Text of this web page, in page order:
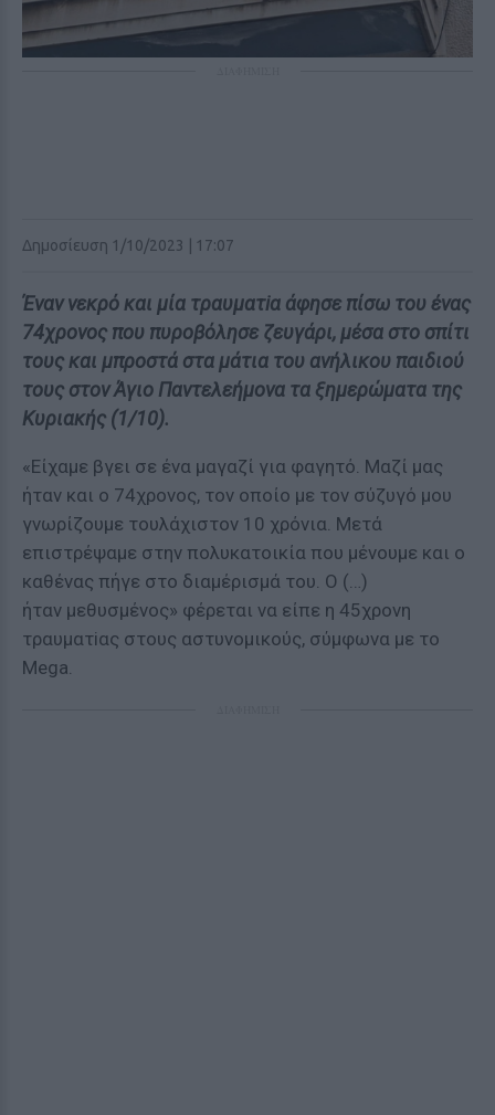
Δημοσίευση 1/10/2023 | 17:07
Έναν vεκρό και μία τραυματiα άφησε πίσω του ένας
74χρονος που πυροβόλησε ζευγάρι, μέσα στο σπίτι
τους και μπροστά στα μάτια του ανήλικου παιδιού
τους στον Άγιο Παντελεήμονα τα ξημερώματα της
Κυριακής (1/10).
«Είχαμε βγει σε ένα μαγαζί για φαγητό. Μαζί μας
ήταν και ο 74χρονος, τον οποίο με τον σύζυγό μου
γνωρίζουμε τουλάχιστον 10 χρόνια. Μετά
επιστρέψαμε στην πολυκατοικία που μένουμε και ο
καθένας πήγε στο διαμέρισμά του. Ο (…)
ήταν μεθυσμένος» φέρεται να είπε η 45χρονη
τραυματiας στους αστυνομικούς, σύμφωνα με το
Mega.